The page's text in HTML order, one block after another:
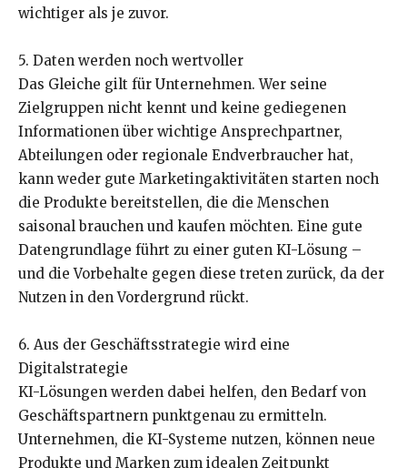
wichtiger als je zuvor.
5. Daten werden noch wertvoller
Das Gleiche gilt für Unternehmen. Wer seine
Zielgruppen nicht kennt und keine gediegenen
Informationen über wichtige Ansprechpartner,
Abteilungen oder regionale Endverbraucher hat,
kann weder gute Marketingaktivitäten starten noch
die Produkte bereitstellen, die die Menschen
saisonal brauchen und kaufen möchten. Eine gute
Datengrundlage führt zu einer guten KI-Lösung –
und die Vorbehalte gegen diese treten zurück, da der
Nutzen in den Vordergrund rückt.
6. Aus der Geschäftsstrategie wird eine
Digitalstrategie
KI-Lösungen werden dabei helfen, den Bedarf von
Geschäftspartnern punktgenau zu ermitteln.
Unternehmen, die KI-Systeme nutzen, können neue
Produkte und Marken zum idealen Zeitpunkt